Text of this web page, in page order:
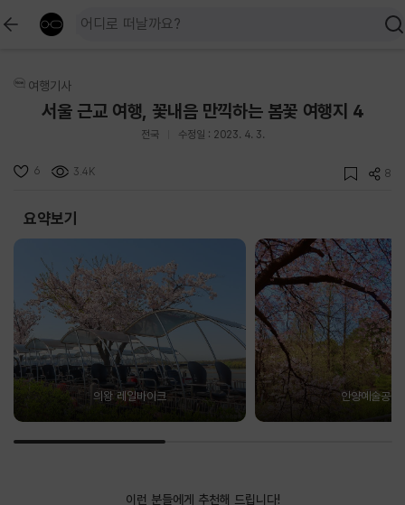
여행기사
서울 근교 여행, 꽃내음 만끽하는 봄꽃 여행지 4
전국 수정일 : 2023. 4. 3.
6 3.4K 8
요약보기
의왕 레일바이크 안양예술공원
이런 분들에게 추천해 드립니다!